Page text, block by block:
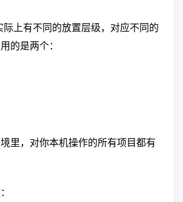
际上有不同的放置层级，对应不同的
的是两个：
里，对你本机操作的所有项目都有